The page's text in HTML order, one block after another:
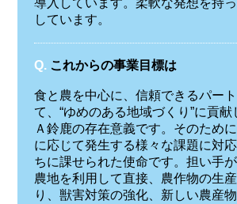
しています。
Q. これからの事業目標は
食と農を中心に、信頼できるパー
て、“ゆめのある地域づくり”に貢献
Ａ鈴鹿の存在意義です。そのため
に応じて発生する様々な課題に対
ちに課せられた使命です。担い手
農地を利用して直接、農作物の生
り、獣害対策の強化、新しい農産物